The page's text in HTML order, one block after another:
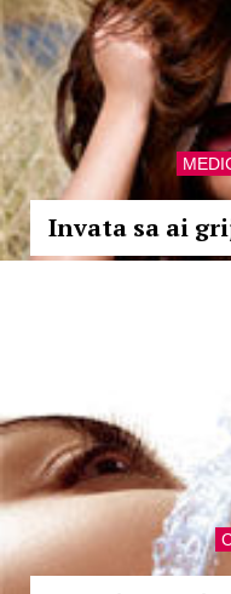
Invata sa ai